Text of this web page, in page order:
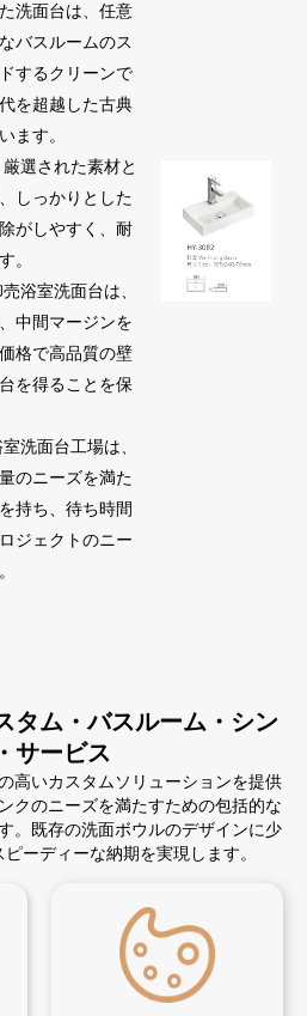
洗面台は、任意
バスルームのス
するクリーンで
を超越した古典
ます。
厳選された素材と
しっかりとした
がしやすく、耐
。
浴室洗面台は、
中間マージンを
格で高品質の壁
を得ることを保
洗面台工場は、
のニーズを満た
持ち、待ち時間
ジェクトのニー
タム・バスルーム・シン
サービス
高いカスタムソリューションを提供
クのニーズを満たすための包括的な
。既存の洗面ボウルのデザインに少
ーディーな納期を実現します。